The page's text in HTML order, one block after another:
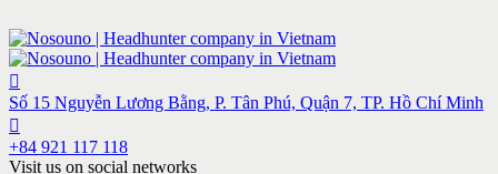
Số 15 Nguyễn Lương Bằng, P. Tân Phú, Quận 7, TP. Hồ Chí Minh
+84 921 117 118
Visit us on social networks